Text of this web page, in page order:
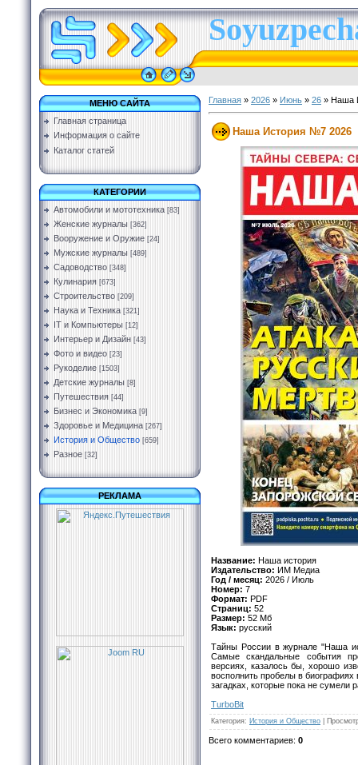
МЕНЮ САЙТА
Главная страница
Информация о сайте
Каталог статей
КАТЕГОРИИ
Автомобили и мототехника [83]
Женские журналы [362]
Вооружение и Оружие [24]
Мужские журналы [489]
Садоводство [348]
Кулинария [673]
Строительство [209]
Наука и Техника [321]
IT и Компьютеры [12]
Интерьер и Дизайн [43]
Фото и видео [23]
Рукоделие [1503]
Детские журналы [8]
Путешествия [44]
Бизнес и Экономика [9]
Здоровье и Медицина [267]
История и Общество [659]
Разное [32]
РЕКЛАМА
Главная » 2026 » Июнь » 26 » Наша
Наша История №7 2026
Название: Наша история
Издательство: ИМ Медиа
Год / месяц: 2026 / Июль
Номер: 7
Формат: PDF
Страниц: 52
Размер: 52 Мб
Язык: русский
Тайны России в журнале "Наша
Самые скандальные события
версиях, казалось бы, хорошо
восполнить пробелы в биографиях
загадках, которые пока не сумели
TurbоBit
Категория: История и Общество
Всего комментариев: 0